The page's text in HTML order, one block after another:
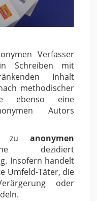
Verfasser
Schreiben mit
Inhalt
methodischer
ebenso eine
Autors
zu anonymen
dezidiert
Insofern handelt
Umfeld-Täter, die
oder